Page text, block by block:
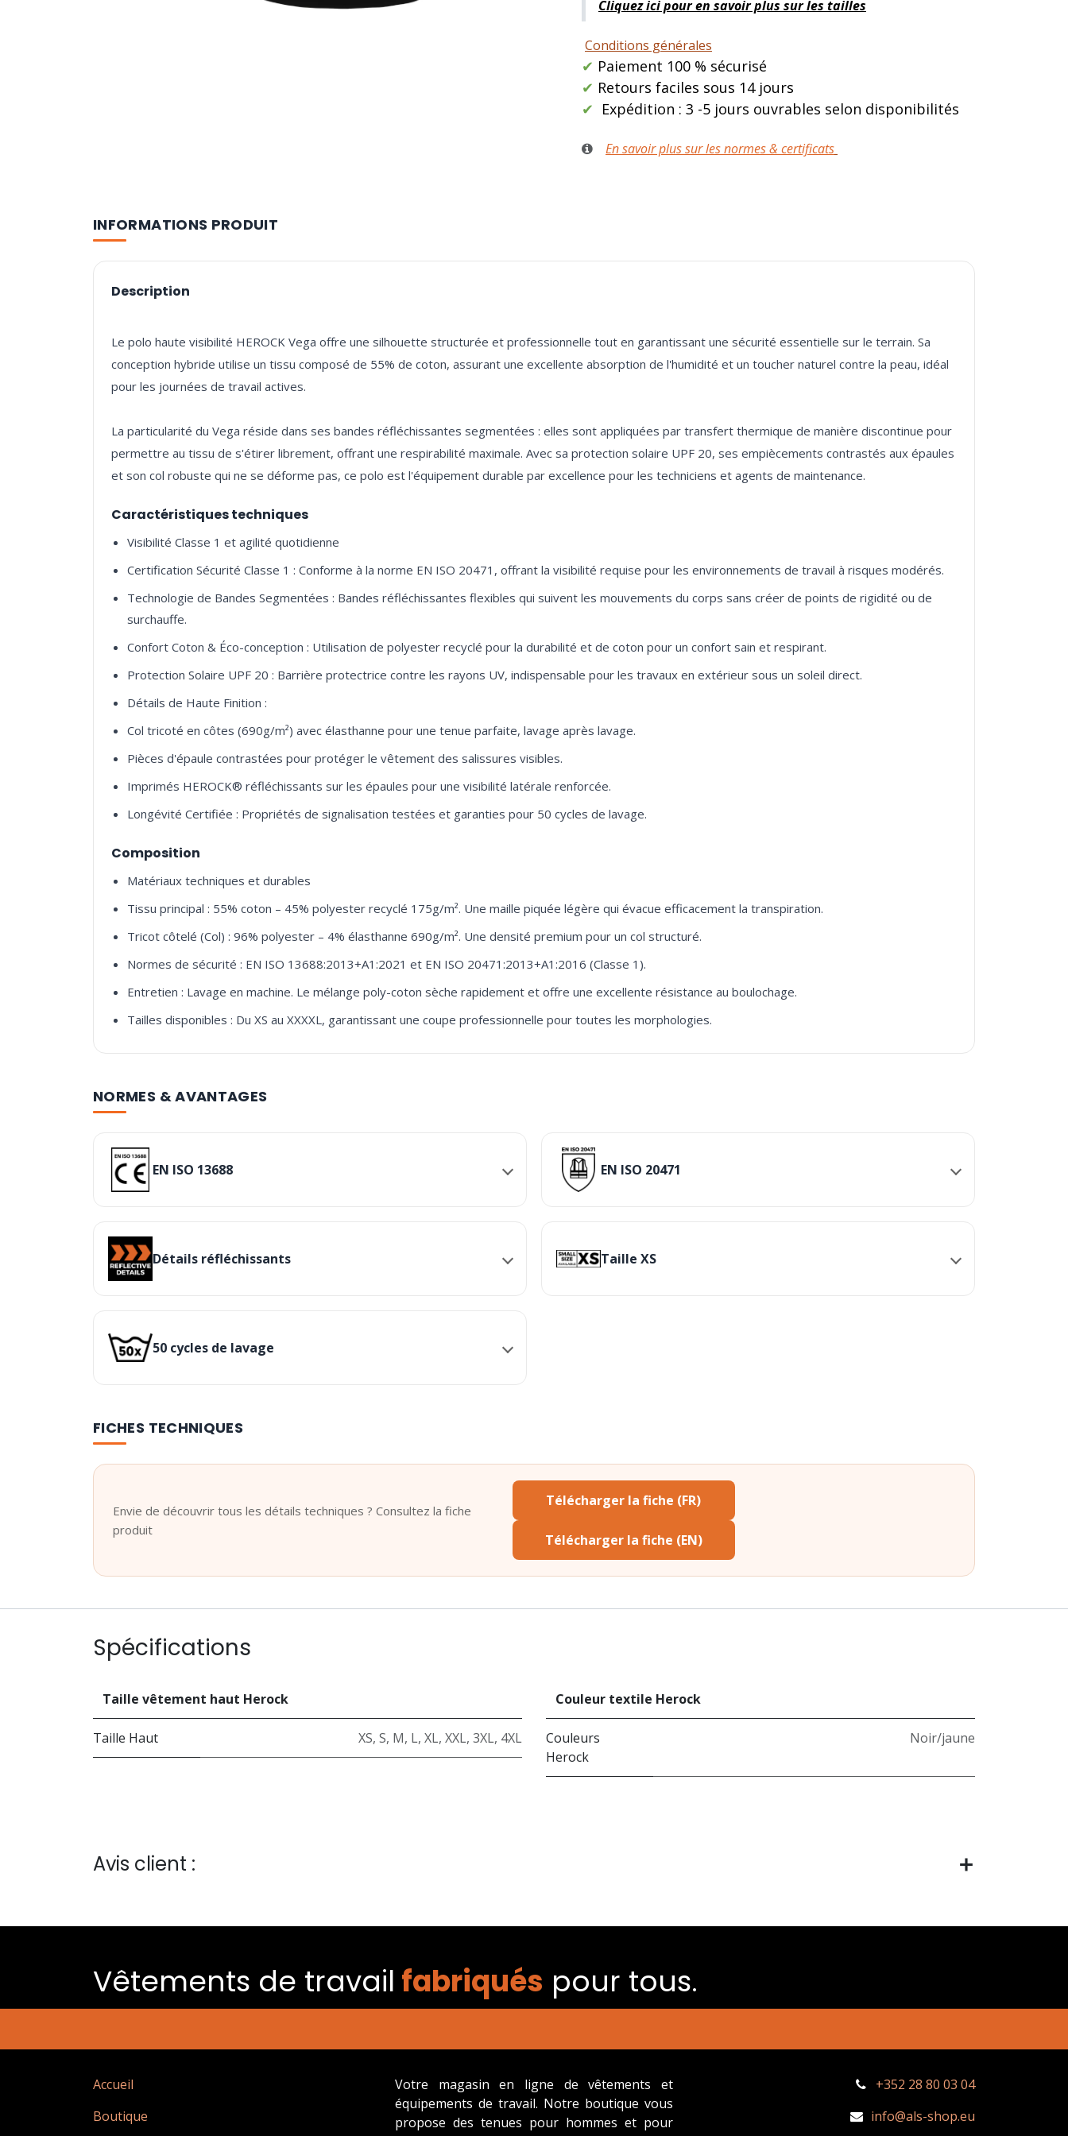
Cliquez ici pour en savoir plus sur les tailles
Conditions générales
✔ Paiement 100 % sécurisé
✔ Retours faciles sous 14 jours
✔ Expédition : 3 -5 jours ouvrables selon disponibilités
En savoir plus sur les normes & certificats
INFORMATIONS PRODUIT
Description
Le polo haute visibilité HEROCK Vega offre une silhouette structurée et professionnelle tout en garantissant une sécurité essentielle sur le terrain. Sa
conception hybride utilise un tissu composé de 55% de coton, assurant une excellente absorption de l'humidité et un toucher naturel contre la peau, idéal
pour les journées de travail actives.
La particularité du Vega réside dans ses bandes réfléchissantes segmentées : elles sont appliquées par transfert thermique de manière discontinue pour
permettre au tissu de s'étirer librement, offrant une respirabilité maximale. Avec sa protection solaire UPF 20, ses empiècements contrastés aux épaules
Caractéristiques techniques
Visibilité Classe 1 et agilité quotidienne
Certification Sécurité Classe 1 : Conforme à la norme EN ISO 20471, offrant la visibilité requise pour les environnements de travail à risques modérés.
Technologie de Bandes Segmentées : Bandes réfléchissantes flexibles qui suivent les mouvements du corps sans créer de points de rigidité ou de
surchauffe.
Confort Coton & Éco-conception : Utilisation de polyester recyclé pour la durabilité et de coton pour un confort sain et respirant.
Protection Solaire UPF 20 : Barrière protectrice contre les rayons UV, indispensable pour les travaux en extérieur sous un soleil direct.
Détails de Haute Finition :
Col tricoté en côtes (690g/m²) avec élasthanne pour une tenue parfaite, lavage après lavage.
Pièces d'épaule contrastées pour protéger le vêtement des salissures visibles.
Imprimés HEROCK® réfléchissants sur les épaules pour une visibilité latérale renforcée.
Longévité Certifiée : Propriétés de signalisation testées et garanties pour 50 cycles de lavage.
Composition
Matériaux techniques et durables
Tissu principal : 55% coton – 45% polyester recyclé 175g/m². Une maille piquée légère qui évacue efficacement la transpiration.
Tricot côtelé (Col) : 96% polyester – 4% élasthanne 690g/m². Une densité premium pour un col structuré.
Normes de sécurité : EN ISO 13688:2013+A1:2021 et EN ISO 20471:2013+A1:2016 (Classe 1).
Entretien : Lavage en machine. Le mélange poly-coton sèche rapidement et offre une excellente résistance au boulochage.
Tailles disponibles : Du XS au XXXXL, garantissant une coupe professionnelle pour toutes les morphologies.
NORMES & AVANTAGES
EN ISO 13688 EN ISO 20471
Détails réfléchissants Taille XS
50 cycles de lavage
FICHES TECHNIQUES
Envie de découvrir tous les détails techniques ? Consultez la fiche
produit
Télécharger la fiche (FR)
Télécharger la fiche (EN)
Spécifications
Taille vêtement haut Herock
Taille Haut XS, S, M, L, XL, XXL, 3XL, 4XL
Couleur textile Herock
Couleurs
Herock
Noir/jaune
Avis client :
Vêtements de travail fabriqués​ pour tous.
Accueil
Boutique
Votre magasin en ligne de vêtements et
équipements de travail. Notre boutique vous
propose des tenues pour hommes et pour
+352 28 80 03 04
info@als-shop.eu